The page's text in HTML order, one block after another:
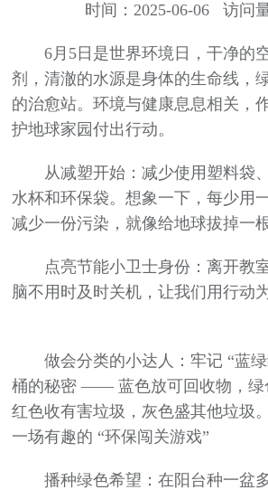
时间：2025-06-06 访问
6月5日是世界环境日，干净的
剂，清澈的水源是身体的生命线，
的治愈站。环境与健康息息相关，
护地球家园付出行动。
从减塑开始：减少使用塑料袋
水杯和环保袋。想象一下，每少用
减少一份污染，就像给地球拔掉一
点亮节能小卫士身份：离开教
脑不用时及时关机，让我们用行动
做会分类的小达人：牢记 “蓝
桶的秘密 —— 蓝色放可回收物，绿
红色收有害垃圾，灰色盛其他垃圾
一场有趣的 “环保闯关游戏”
播种绿色希望：在阳台种一盆